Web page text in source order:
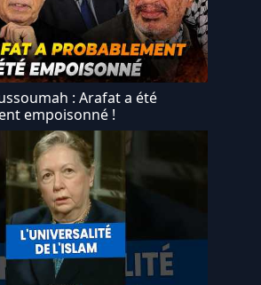
: Arafat a été
empoisonné !